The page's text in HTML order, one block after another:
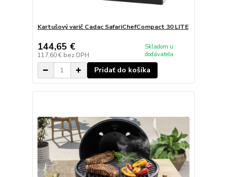
Kartušový varič Cadac SafariChefCompact 30 LITE
144,65 €
117,60 € bez DPH
Skladom u
dodávateľa
Pridať do košíka